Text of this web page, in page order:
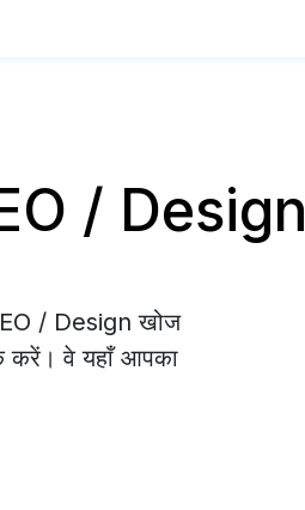
/ Design
/ Design खोज
करें। वे यहाँ आपका